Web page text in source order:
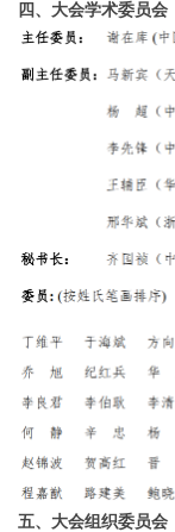
四、大会学术委员会
五、大会组织委员会